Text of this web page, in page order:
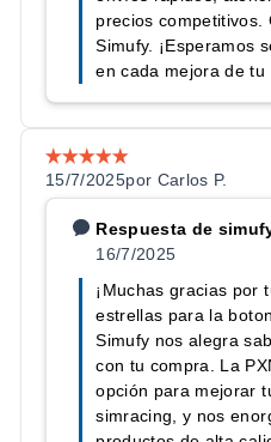
CARACTERÍSTICA
Controles físicos
Mandos rotatorios
Joystick
Iluminación
Dimensiones